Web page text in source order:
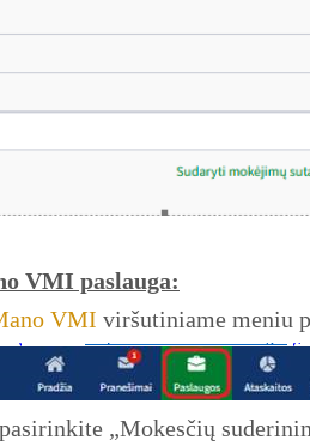
VMI paslauga:
VMI viršutiniame meniu
„Mokesčių